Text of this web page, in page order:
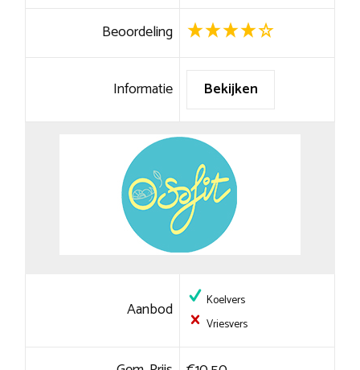
Beoordeling
Informatie Bekijken
Aanbod
Koelvers
Vriesvers